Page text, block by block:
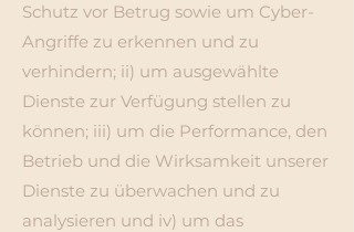
Schutz vor Betrug sowie um Cyber-
Angriffe zu erkennen und zu
verhindern; ii) um ausgewählte
Dienste zur Verfügung stellen zu
können; iii) um die Performance, den
Betrieb und die Wirksamkeit unserer
Dienste zu überwachen und zu
analysieren und iv) um das